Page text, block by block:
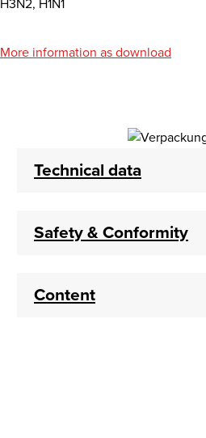
More information as download
Technical data
Safety & Conformity
Content